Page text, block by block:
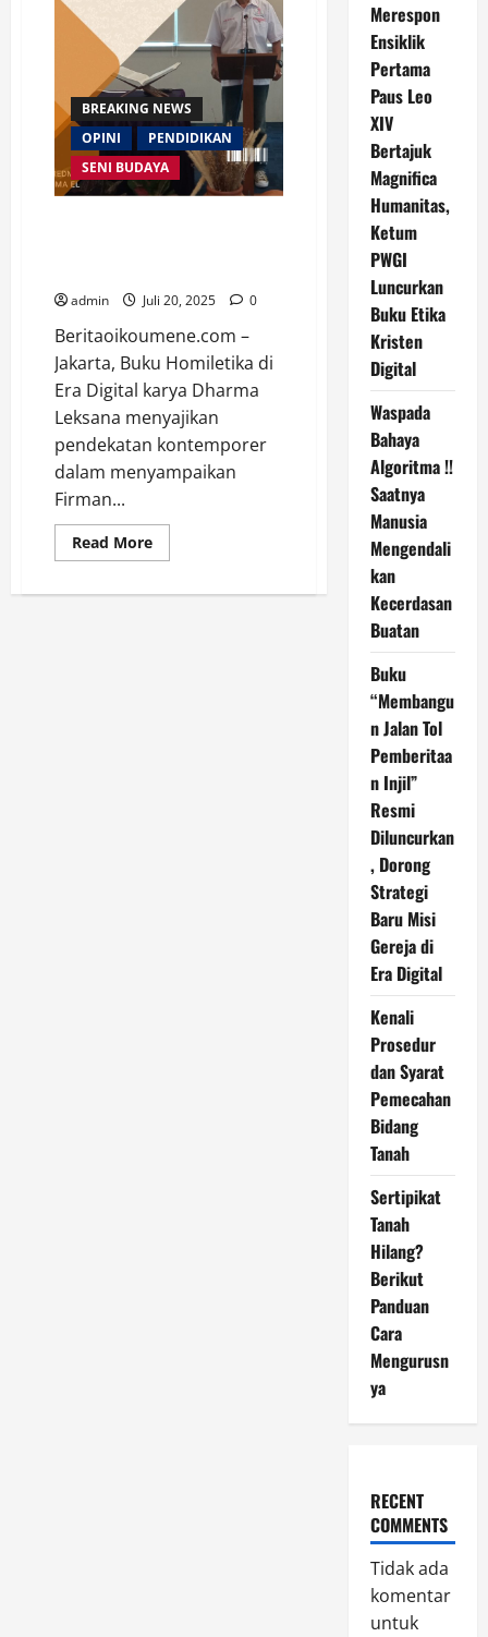
BREAKING NEWS
OPINI
PENDIDIKAN
SENI BUDAYA
admin Juli 20, 2025 0
Beritaoikoumene.com –
Jakarta, Buku Homiletika di
Era Digital karya Dharma
Leksana menyajikan
pendekatan kontemporer
dalam menyampaikan
Firman...
Read MoreRead
more
Homiletika
Merespon
Ensiklik
Pertama
Paus Leo
XIV
Bertajuk
Magnifica
Humanitas,
Ketum
PWGI
Luncurkan
Buku Etika
Kristen
Digital
Waspada
Bahaya
Algoritma !!
Saatnya
Manusia
Mengendali
kan
Kecerdasan
Buatan
Buku
“Membangu
n Jalan Tol
Pemberitaa
n Injil”
Resmi
Diluncurkan
, Dorong
Strategi
Baru Misi
Gereja di
Era Digital
Kenali
Prosedur
dan Syarat
Pemecahan
Bidang
Tanah
Sertipikat
Tanah
Hilang?
Berikut
Panduan
Cara
Mengurusn
ya
RECENT
COMMENTS
Tidak ada
komentar
untuk